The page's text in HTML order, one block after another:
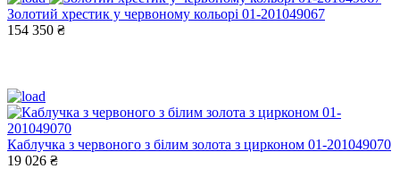
Золотий хрестик у червоному кольорі 01-201049067
154 350 ₴
Каблучка з червоного з білим золота з цирконом 01-201049070
19 026 ₴